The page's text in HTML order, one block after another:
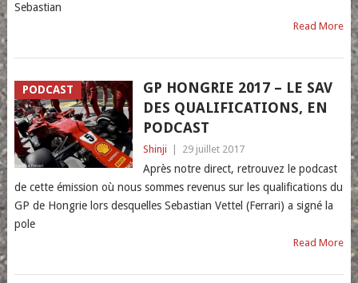
Sebastian
Read More
PODCAST
GP HONGRIE 2017 – LE SAV
DES QUALIFICATIONS, EN
PODCAST
Shinji 29 juillet 2017
Après notre direct, retrouvez le podcast
de cette émission où nous sommes revenus sur les qualifications du
GP de Hongrie lors desquelles Sebastian Vettel (Ferrari) a signé la
pole
Read More